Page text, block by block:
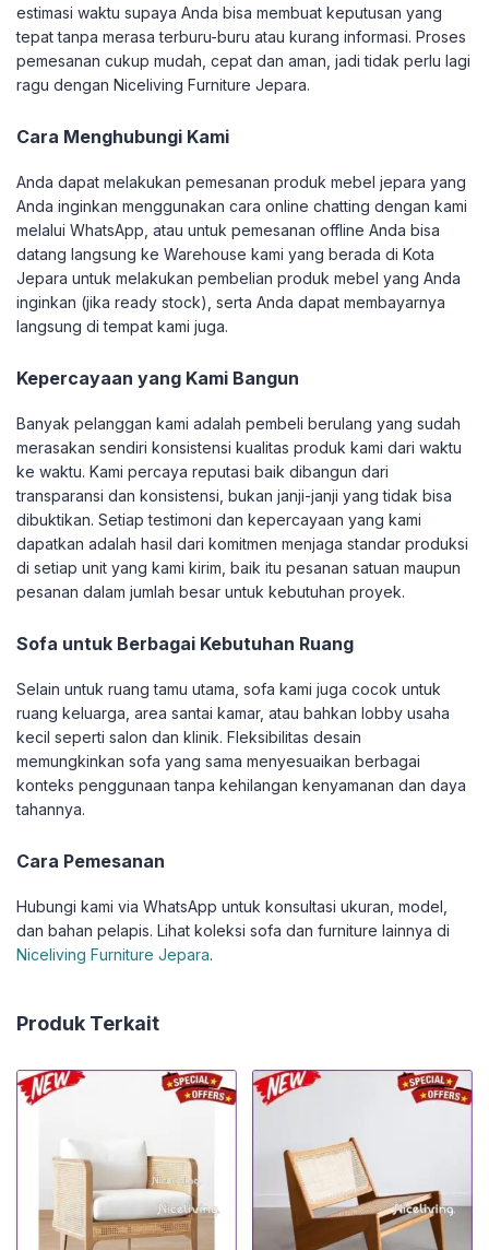
estimasi waktu supaya Anda bisa membuat keputusan yang
tepat tanpa merasa terburu-buru atau kurang informasi. Proses
pemesanan cukup mudah, cepat dan aman, jadi tidak perlu lagi
ragu dengan Niceliving Furniture Jepara.
Cara Menghubungi Kami
Anda dapat melakukan pemesanan produk mebel jepara yang
Anda inginkan menggunakan cara online chatting dengan kami
melalui WhatsApp, atau untuk pemesanan offline Anda bisa
datang langsung ke Warehouse kami yang berada di Kota
Jepara untuk melakukan pembelian produk mebel yang Anda
inginkan (jika ready stock), serta Anda dapat membayarnya
langsung di tempat kami juga.
Kepercayaan yang Kami Bangun
Banyak pelanggan kami adalah pembeli berulang yang sudah
merasakan sendiri konsistensi kualitas produk kami dari waktu
ke waktu. Kami percaya reputasi baik dibangun dari
transparansi dan konsistensi, bukan janji-janji yang tidak bisa
dibuktikan. Setiap testimoni dan kepercayaan yang kami
dapatkan adalah hasil dari komitmen menjaga standar produksi
di setiap unit yang kami kirim, baik itu pesanan satuan maupun
pesanan dalam jumlah besar untuk kebutuhan proyek.
Sofa untuk Berbagai Kebutuhan Ruang
Selain untuk ruang tamu utama, sofa kami juga cocok untuk
ruang keluarga, area santai kamar, atau bahkan lobby usaha
kecil seperti salon dan klinik. Fleksibilitas desain
memungkinkan sofa yang sama menyesuaikan berbagai
konteks penggunaan tanpa kehilangan kenyamanan dan daya
tahannya.
Cara Pemesanan
Hubungi kami via WhatsApp untuk konsultasi ukuran, model,
dan bahan pelapis. Lihat koleksi sofa dan furniture lainnya di
Niceliving Furniture Jepara.
Produk Terkait